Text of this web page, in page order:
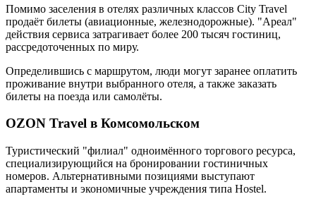
Помимо заселения в отелях различных классов City Travel
продаёт билеты (авиационные, железнодорожные). "Ареал"
действия сервиса затрагивает более 200 тысяч гостиниц,
рассредоточенных по миру.
Определившись с маршрутом, люди могут заранее оплатить
проживание внутри выбранного отеля, а также заказать
билеты на поезда или самолёты.
OZON Travel в Комсомольском
Туристический "филиал" одноимённого торгового ресурса,
специализирующийся на бронировании гостиничных
номеров. Альтернативными позициями выступают
апартаменты и экономичные учреждения типа Hostel.